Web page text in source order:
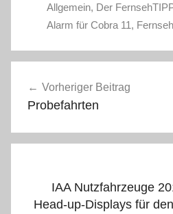
Allgemein, Der FernsehTIPP
Alarm für Cobra 11,
Vorheriger Beitrag
Probefahrten
IAA Nutzfahrzeuge
Head-up-Displays für